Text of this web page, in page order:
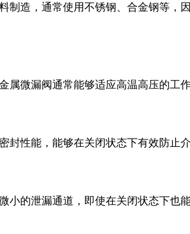
制造，通常使用不锈钢、合金钢等，
属微漏阀通常能够适应高温高压的工
封性能，能够在关闭状态下有效防止
小的泄漏通道，即使在关闭状态下也